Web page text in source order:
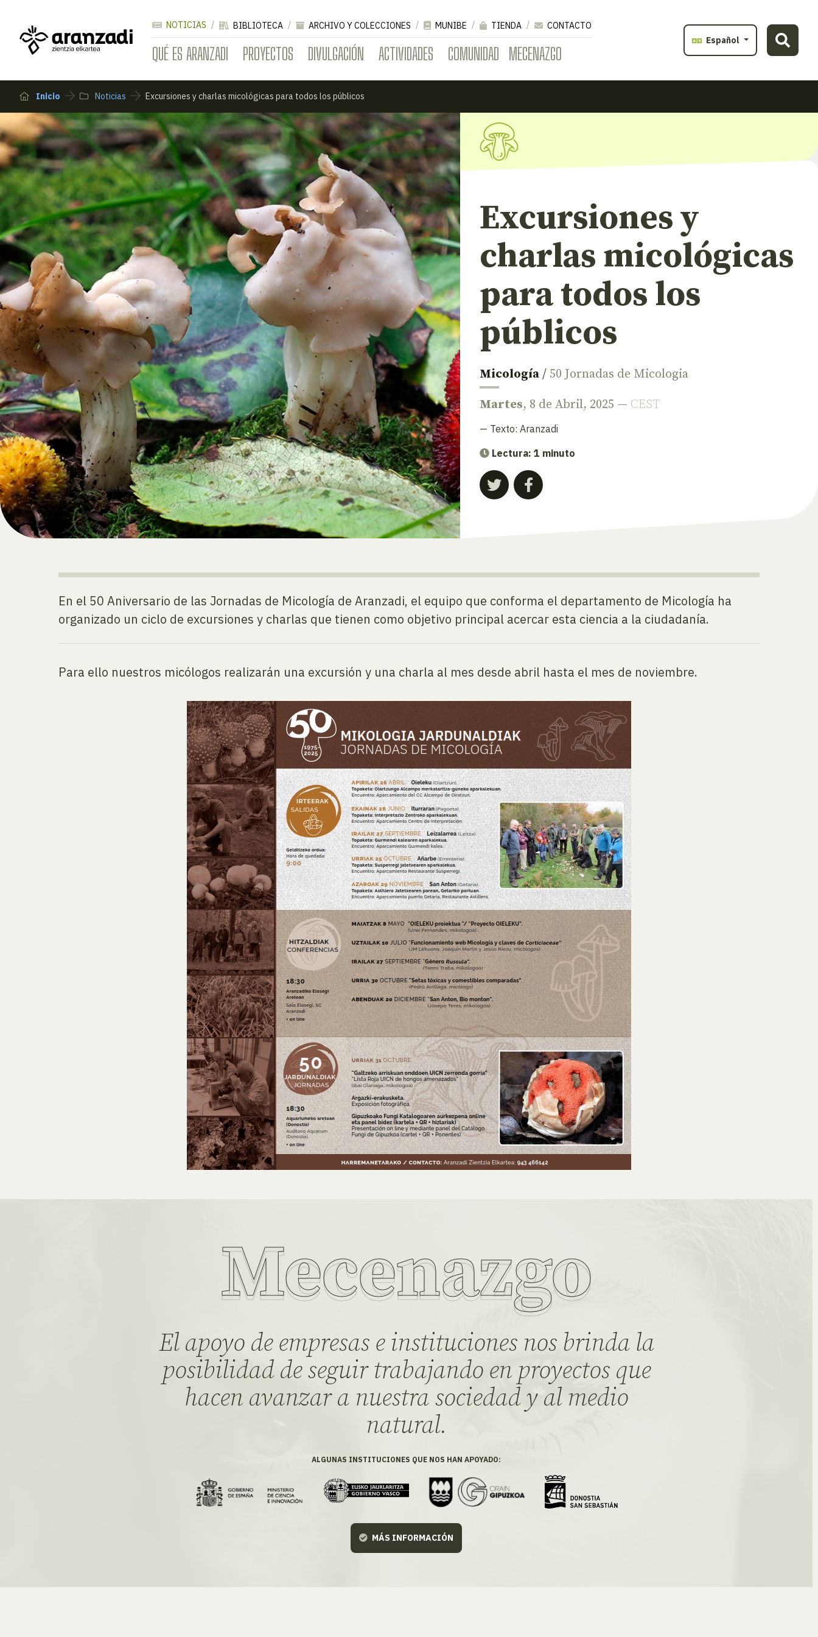
QUÉ ES ARANZADI PROYECTOS DIVULGACIÓN ACTIVIDADES COMUNIDAD MECENAZGO
NOTICIAS BIBLIOTECA ARCHIVO Y COLECCIONES MUNIBE TIENDA
CONTACTO
Español
Inicio Noticias Excursiones y charlas micológicas para todos los públicos
Excursiones y
charlas micológicas
para todos los
públicos
Micología / 50 Jornadas de Micologia
Martes, 8 de Abril, 2025 — CEST
— Texto: Aranzadi
Lectura: 1 minuto
En el 50 Aniversario de las Jornadas de Micología de Aranzadi, el equipo que conforma el departamento de Micología ha
organizado un ciclo de excursiones y charlas que tienen como objetivo principal acercar esta ciencia a la ciudadanía.
Para ello nuestros micólogos realizarán una excursión y una charla al mes desde abril hasta el mes de noviembre.
Mecenazgo
El apoyo de empresas e instituciones nos brinda la
posibilidad de seguir trabajando en proyectos que
hacen avanzar a nuestra sociedad y al medio
natural.
ALGUNAS INSTITUCIONES QUE NOS HAN APOYADO:
MÁS INFORMACIÓN